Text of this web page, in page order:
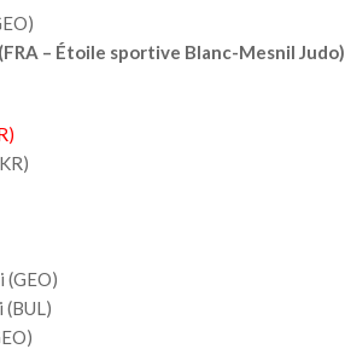
– Étoile sportive Blanc-Mesnil Judo)
(GEO)
(BUL)